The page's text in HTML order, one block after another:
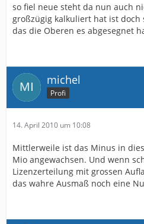
so fiel neue steht da nun auch
großzügig kalkuliert hat ist
das die Oberen es abgesegnet
michel
Profi
14. April 2010 um 10:08
Mittlerweile ist das Minus in
Mio angewachsen. Und wenn
Lizenzerteilung mit grossen
das wahre Ausmaß noch eine